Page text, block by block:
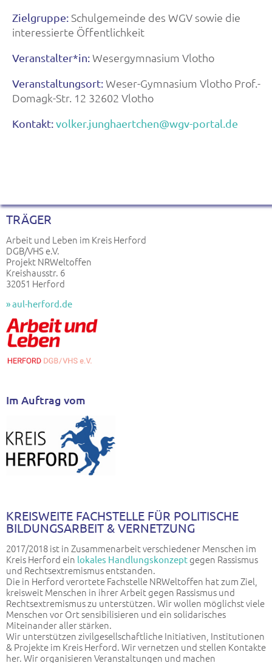
Zielgruppe: Schulgemeinde des WGV sowie die
interessierte Öffentlichkeit
Veranstalter*in:Wesergymnasium Vlotho
Veranstaltungsort:Weser-Gymnasium Vlotho Prof.-
Domagk-Str. 12 32602 Vlotho
Kontakt:volker.junghaertchen@wgv-portal.de
TRÄGER
Arbeit und Leben im Kreis Herford
DGB/VHS e.V.
Projekt NRWeltoffen
Kreishausstr. 6
32051 Herford
» aul-herford.de
Im Auftrag vom
KREISWEITE FACHSTELLE FÜR POLITISCHE
BILDUNGSARBEIT & VERNETZUNG
2017/2018 ist in Zusammenarbeit verschiedener Menschen im
Kreis Herford ein lokales Handlungskonzept gegen Rassismus
und Rechtsextremismus entstanden.
Die in Herford verortete Fachstelle NRWeltoffen hat zum Ziel,
kreisweit Menschen in ihrer Arbeit gegen Rassismus und
Rechtsextremismus zu unterstützen. Wir wollen möglichst viele
Menschen vor Ort sensibilisieren und ein solidarisches
Miteinander aller stärken.
Wir unterstützen zivilgesellschaftliche Initiativen, Institutionen
& Projekte im Kreis Herford. Wir vernetzen und stellen Kontakte
her. Wir organisieren Veranstaltungen und machen